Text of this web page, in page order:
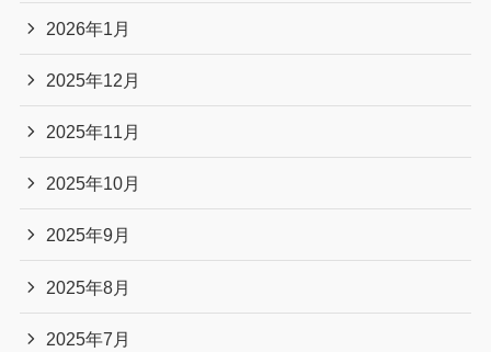
2026年1月
2025年12月
2025年11月
2025年10月
2025年9月
2025年8月
2025年7月